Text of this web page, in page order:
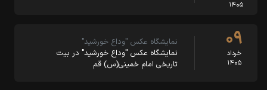
۱۴۰۵
۰۹
خرداد
۱۴۰۵
نمایشگاه عکس "وداع خورشید"
نمایشگاه عکس "وداع خورشید" در بیت‌
تاریخی امام خمینی(س) قم